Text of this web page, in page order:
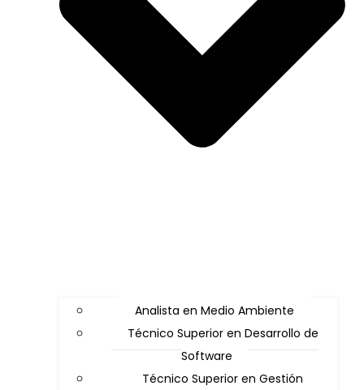
Analista en Medio Ambiente
Técnico Superior en Desarrollo de
Software
Técnico Superior en Gestión